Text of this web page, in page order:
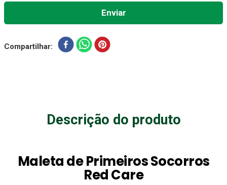
Compartilhar
Descrição do produto
Maleta de Primeiros Socorros
Red Care